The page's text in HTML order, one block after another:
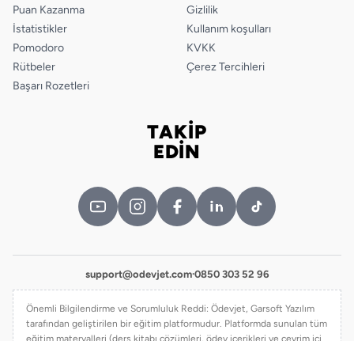
Puan Kazanma
İstatistikler
Pomodoro
Rütbeler
Başarı Rozetleri
Gizlilik
Kullanım koşulları
KVKK
Çerez Tercihleri
TAKİP
EDİN
support@odevjet.com·0850 303 52 96
Önemli Bilgilendirme ve Sorumluluk Reddi: Ödevjet, Garsoft Yazılım
tarafından geliştirilen bir eğitim platformudur. Platformda sunulan tüm
eğitim materyalleri (ders kitabı çözümleri, ödev içerikleri ve çevrim içi